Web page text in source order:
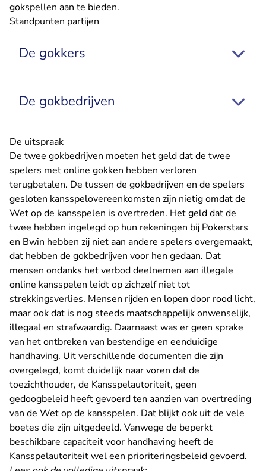
gokspellen aan te bieden.
Standpunten partijen
De gokkers
De gokbedrijven
De uitspraak
De twee gokbedrijven moeten het geld dat de twee
spelers met online gokken hebben verloren
terugbetalen. De tussen de gokbedrijven en de spelers
gesloten kansspelovereenkomsten zijn nietig omdat de
Wet op de kansspelen is overtreden. Het geld dat de
twee hebben ingelegd op hun rekeningen bij Pokerstars
en Bwin hebben zij niet aan andere spelers overgemaakt,
dat hebben de gokbedrijven voor hen gedaan. Dat
mensen ondanks het verbod deelnemen aan illegale
online kansspelen leidt op zichzelf niet tot
strekkingsverlies. Mensen rijden en lopen door rood licht,
maar ook dat is nog steeds maatschappelijk onwenselijk,
illegaal en strafwaardig. Daarnaast was er geen sprake
van het ontbreken van bestendige en eenduidige
handhaving. Uit verschillende documenten die zijn
overgelegd, komt duidelijk naar voren dat de
toezichthouder, de Kansspelautoriteit, geen
gedoogbeleid heeft gevoerd ten aanzien van overtreding
van de Wet op de kansspelen. Dat blijkt ook uit de vele
boetes die zijn uitgedeeld. Vanwege de beperkt
beschikbare capaciteit voor handhaving heeft de
Kansspelautoriteit wel een prioriteringsbeleid gevoerd.